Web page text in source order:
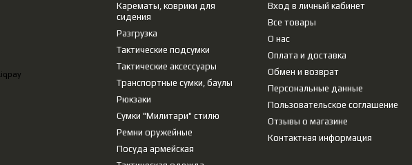
Карематы, коврики для
сидения
Разгрузка
Тактические подсумки
Тактические аксессуары
Транспортные сумки, баулы
Рюкзаки
Сумки "Милитари" стилю
Ремни оружейные
Посуда армейская
Вход в личный кабинет
Все товары
О нас
Оплата и доставка
Обмен и возврат
Персональные данные
Пользовательское соглашение
Отзывы о магазине
Контактная информация